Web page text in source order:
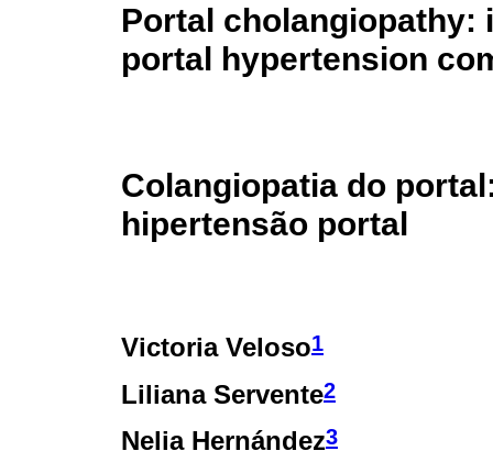
Portal cholangiopathy:
portal hypertension
Colangiopatia do
hipertensão portal
Victoria Veloso1
Liliana Servente2
Nelia Hernández3